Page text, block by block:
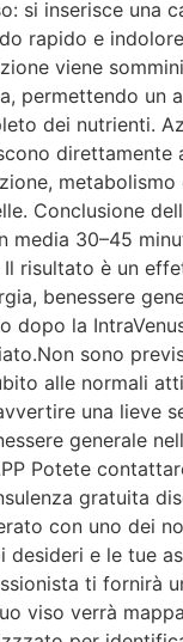
si inserisce una
rapido e
viene
permettendo un
dei nutrienti.
direttamente
metabolismo
Conclusione
media 30–45
risultato è un
benessere
dopo la
sono
alle normali
una lieve
generale
Potete
gratuita
con uno dei
desideri e le tue
ti fornirà
viso verrà